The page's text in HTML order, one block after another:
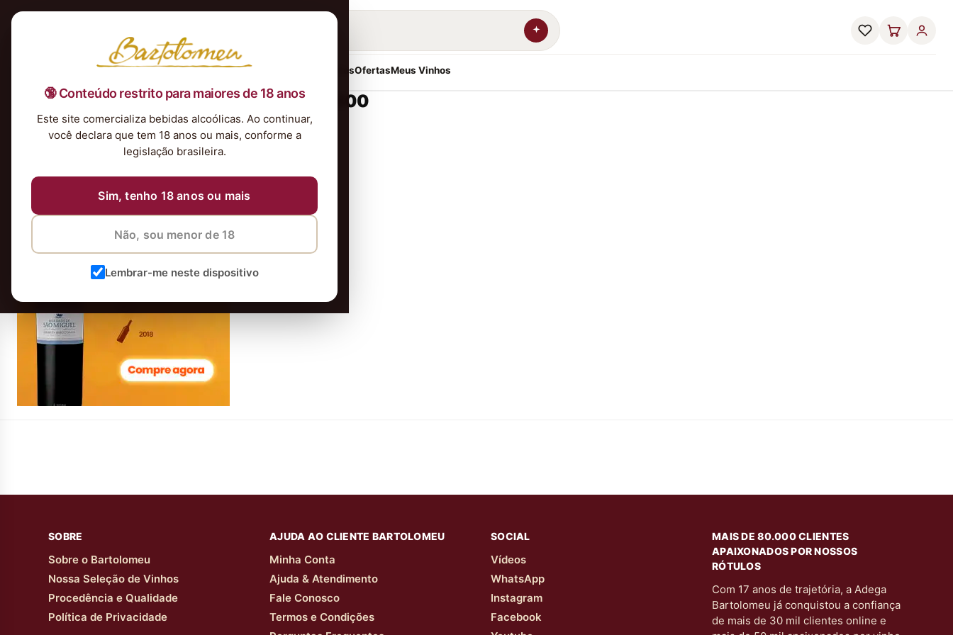
🔞 Conteúdo restrito para maiores de 18 anos
Este site comercializa bebidas alcoólicas. Ao continuar,
você declara que tem 18 anos ou mais, conforme a
legislação brasileira.
Sim, tenho 18 anos ou mais
Não, sou menor de 18
Lembrar-me neste dispositivo
Nossa Seleção TintosBrancosEspumantesRosés Kits & PresentesOfertasMeus Vinhos
Vinho Tinto Herdade de São Miguel300x400
SOBRE
Sobre o Bartolomeu
Nossa Seleção de Vinhos
Procedência e Qualidade
Política de Privacidade
AJUDA AO CLIENTE BARTOLOMEU
Minha Conta
Ajuda & Atendimento
Fale Conosco
Termos e Condições
SOCIAL
Vídeos
WhatsApp
Instagram
Facebook
MAIS DE 80.000 CLIENTES
APAIXONADOS POR NOSSOS
RÓTULOS
Com 17 anos de trajetória, a Adega
Bartolomeu já conquistou a confiança
de mais de 30 mil clientes online e